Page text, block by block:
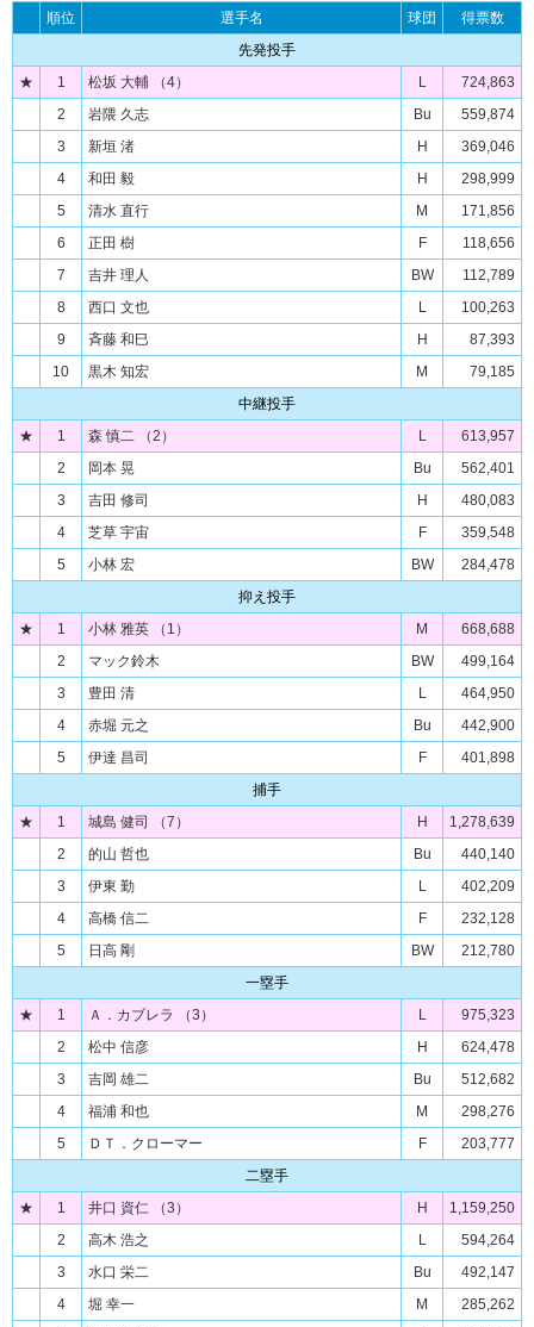
順位 選手名 球団
得票数
先発投手
★
1 松坂 大輔 （4） L
724,863
2
岩隈 久志 Bu
559,874
3
新垣 渚 H
369,046
4
和田 毅 H
298,999
5
清水 直行 M
171,856
6
正田 樹 F
118,656
7
吉井 理人 BW
112,789
8
西口 文也 L
100,263
9
斉藤 和巳 H
87,393
10
黒木 知宏 M
79,185
中継投手
★
1 森 慎二 （2） L
613,957
2
岡本 晃 Bu
562,401
3
吉田 修司 H
480,083
4
芝草 宇宙 F
359,548
5
小林 宏 BW
284,478
抑え投手
★
1 小林 雅英 （1） M
668,688
2
マック鈴木 BW
499,164
3
豊田 清 L
464,950
4
赤堀 元之 Bu
442,900
5
伊達 昌司 F
401,898
捕手
★
1 城島 健司 （7） H
1,278,639
2
的山 哲也 Bu
440,140
3
伊東 勤 L
402,209
4
高橋 信二 F
232,128
5
日高 剛 BW
212,780
一塁手
★
1 Ａ．カブレラ （3） L
975,323
2
松中 信彦 H
624,478
3
吉岡 雄二 Bu
512,682
4
福浦 和也 M
298,276
5
ＤＴ．クローマー F
203,777
二塁手
★
1 井口 資仁 （3） H
1,159,250
2
高木 浩之 L
594,264
3
水口 栄二 Bu
492,147
4
堀 幸一 M
285,262